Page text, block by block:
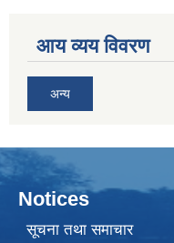
आय व्यय विवरण
अन्य
Notices
सूचना तथा समाचार